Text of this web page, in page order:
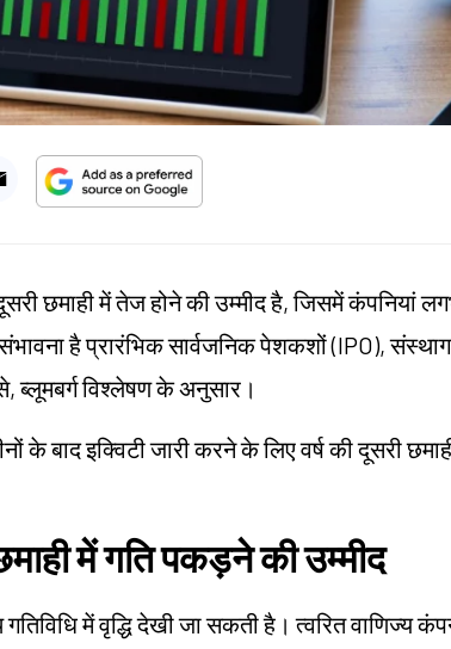
छमाही में तेज होने की उम्मीद है, जिसमें कंपनियां
है प्रारंभिक सार्वजनिक पेशकशों (IPO),
ब्लूमबर्ग विश्लेषण के अनुसार।
के बाद इक्विटी जारी करने के लिए वर्ष की दूसरी
में गति पकड़ने की उम्मीद
में वृद्धि देखी जा सकती है। त्वरित वाणिज्य